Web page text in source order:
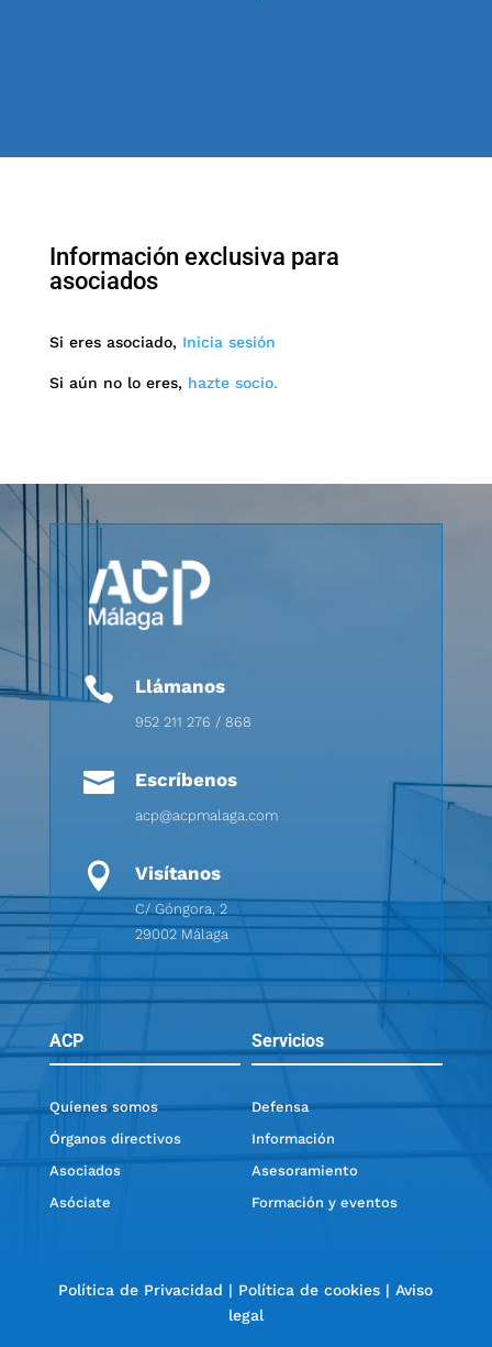
Información exclusiva para
asociados
Si eres asociado, Inicia sesión
Si aún no lo eres, hazte socio.
 Llámanos
952 211 276 / 868
 Escríbenos
acp@acpmalaga.com
 Visítanos
C/ Góngora, 2
29002 Málaga
ACP Servicios
Quíenes somos
Órganos directivos
Asociados
Asóciate
Defensa
Información
Asesoramiento
Formación y eventos
Política de Privacidad | Política de cookies | Aviso
legal